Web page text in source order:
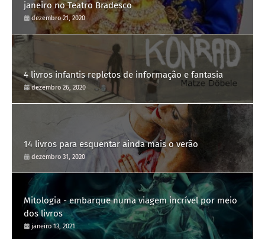
janeiro no Teatro Bradesco
dezembro 21, 2020
4 livros infantis repletos de informação e fantasia
dezembro 26, 2020
14 livros para esquentar ainda mais o verão
dezembro 31, 2020
Mitologia - embarque numa viagem incrível por meio
dos livros
janeiro 13, 2021